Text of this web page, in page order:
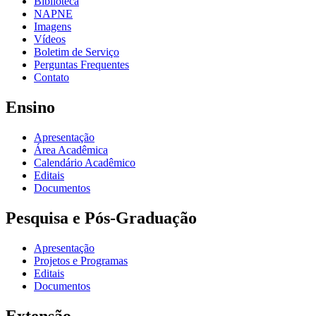
NAPNE
Imagens
Vídeos
Boletim de Serviço
Perguntas Frequentes
Contato
Ensino
Apresentação
Área Acadêmica
Calendário Acadêmico
Editais
Documentos
Pesquisa e Pós-Graduação
Apresentação
Projetos e Programas
Editais
Documentos